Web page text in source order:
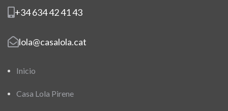
+34 634 42 41 43
lola@casalola.cat
Inicio
Casa Lola Pirene